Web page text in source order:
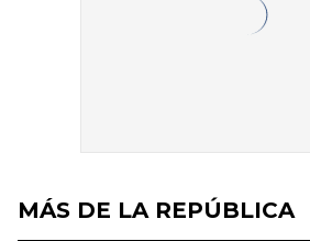
MÁS DE LA REPÚBLICA